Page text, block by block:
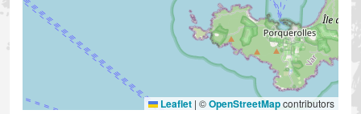
Leaflet | ©OpenStreetMapcontributors